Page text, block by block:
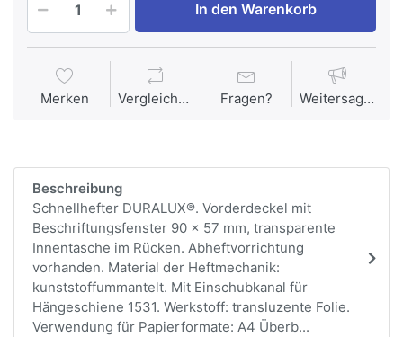
In den Warenkorb
Merken Vergleichen Fragen? Weitersagen
Beschreibung
Schnellhefter DURALUX®. Vorderdeckel mit
Beschriftungsfenster 90 x 57 mm, transparente
Innentasche im Rücken. Abheftvorrichtung
vorhanden. Material der Heftmechanik:
kunststoffummantelt. Mit Einschubkanal für
Hängeschiene 1531. Werkstoff: transluzente Folie.
Verwendung für Papierformate: A4 Überb...